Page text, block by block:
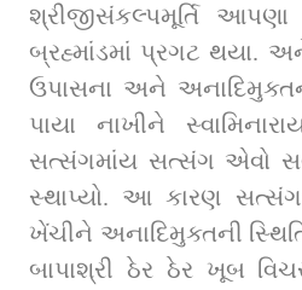
શ્રીજીસંકલ્પમૂર્તિ
બ્રહ્માંડમાં પ્રગટ થયા. અને
ઉપાસના અને
પાયા નાખીને
સત્સંગમાંય સત્સંગ એવો
સ્થાપ્યો. આ કારણ
ખેંચીને અનાદિમુક્તની
બાપાશ્રી ઠેર ઠેર ખૂબ